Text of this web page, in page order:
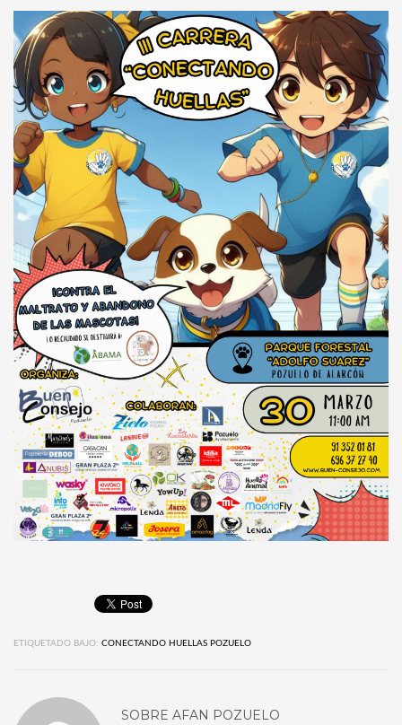
ETIQUETADO BAJO: CONECTANDO HUELLAS POZUELO
SOBRE AFAN POZUELO